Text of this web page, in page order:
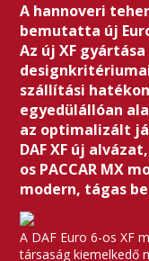
A hannoveri
bemutatta új
Az új XF
szállítási
egyedülállóan
az optimalizált
DAF XF új
os PACCAR MX
modern, tágas
A DAF Euro 6-os XF
társaság kiemelkedő